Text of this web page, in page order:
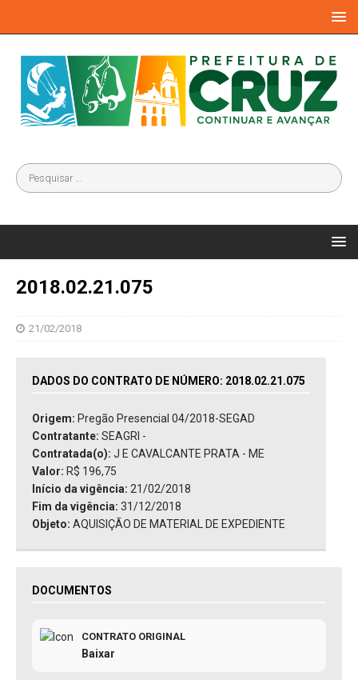
2018.02.21.075
21/02/2018
DADOS DO CONTRATO DE NÚMERO: 2018.02.21.075
Origem: Pregão Presencial 04/2018-SEGAD
Contratante: SEAGRI -
Contratada(o): J E CAVALCANTE PRATA - ME
Valor: R$ 196,75
Início da vigência: 21/02/2018
Fim da vigência: 31/12/2018
Objeto: AQUISIÇÃO DE MATERIAL DE EXPEDIENTE
DOCUMENTOS
CONTRATO ORIGINAL
Baixar